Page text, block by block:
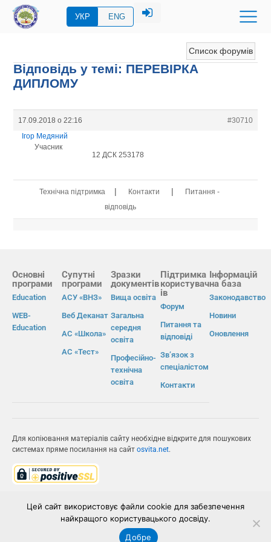
УКР ENG
Список форумів
Відповідь у темі: ПЕРЕВIРКА
ДИПЛОМУ
17.09.2018 о 22:16
#30710
Ігор Медяний
Учасник
12 ДСК 253178
Технічна підтримка | Контакти |
Питання -
відповідь
Основні
програми
Education
WEB-
Education
Супутні
програми
АСУ «ВНЗ»
Веб Деканат
АС «Школа»
АС «Тест»
Зразки
документів
Вища освіта
Загальна
середня
освіта
Професійно-
технічна
освіта
Підтримка
користувач
ів
Форум
Питання та
відповіді
Зв’язок з
спеціалістом
Контакти
Інформацій
на база
Законодавство
Новини
Оновлення
Для копіювання матеріалів сайту необхідне відкрите для пошукових
системах пряме посилання на сайт osvita.net.
ІВС «ОСВІТА»
Цей сайт використовує файли cookie для забезпечення
найкращого користувацького досвіду.
Добре